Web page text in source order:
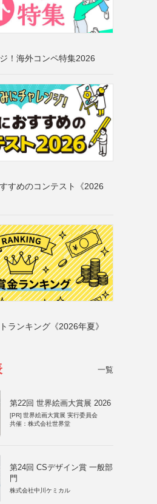
！海外コンペ特集2026
すめのコンテスト《2026
ランキング《2026年夏》
一覧
第22回 世界絵画大賞展 2026
[PR] 世界絵画大賞展 実行委員会
共催：株式会社世界堂
第24回 CSデザイン賞 一般部
門
株式会社中川ケミカル